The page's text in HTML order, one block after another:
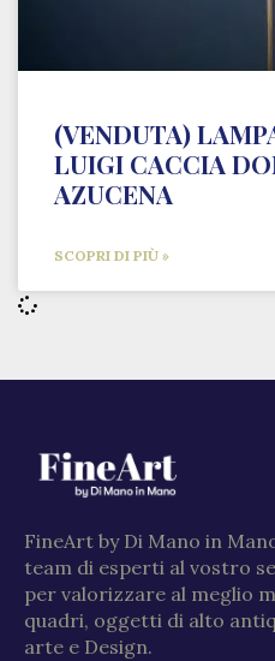
(VENDUTA)
LUIGI CACCIA
AZUCENA
SCOPRI DI PIÙ »
FineArt by Di Mano in
team di esperti al vostro
per valorizzare al meglio
quadri, oggetti di alto
arte e Design.